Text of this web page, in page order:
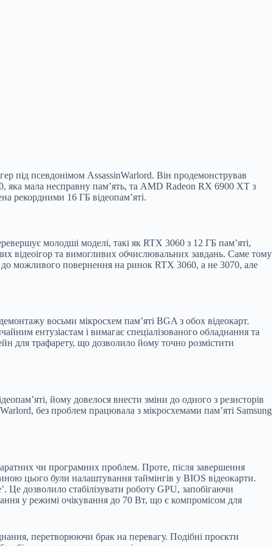
під псевдонімом AssassinWarlord. Він продемонстрував
мала несправну пам’ять, та AMD Radeon RX 6900 XT з
рекордними 16 ГБ відеопам’яті.
молодші моделі, такі як RTX 3060 з 12 ГБ пам’яті,
відеоігор та вимогливих обчислювальних завдань. Саме тому
до можливого повернення на ринок RTX 3060, а не 3070, але
восьми мікросхем пам’яті BGA з обох відеокарт.
ентузіастам і вимагає спеціалізованого обладнання та
для трафарету, що дозволило йому точно розмістити
йому довелося внести зміни до одного з резисторів
без проблем працювала з мікросхемами пам’яті Samsung
чи програмних проблем. Проте, після завершення
цього були налаштування таймінгів у BIOS відеокарти.
дозволило стабілізувати роботу GPU, запобігаючи
у режимі очікування до 70 Вт, що є компромісом для
перетворюючи брак на перевагу. Подібні проєкти